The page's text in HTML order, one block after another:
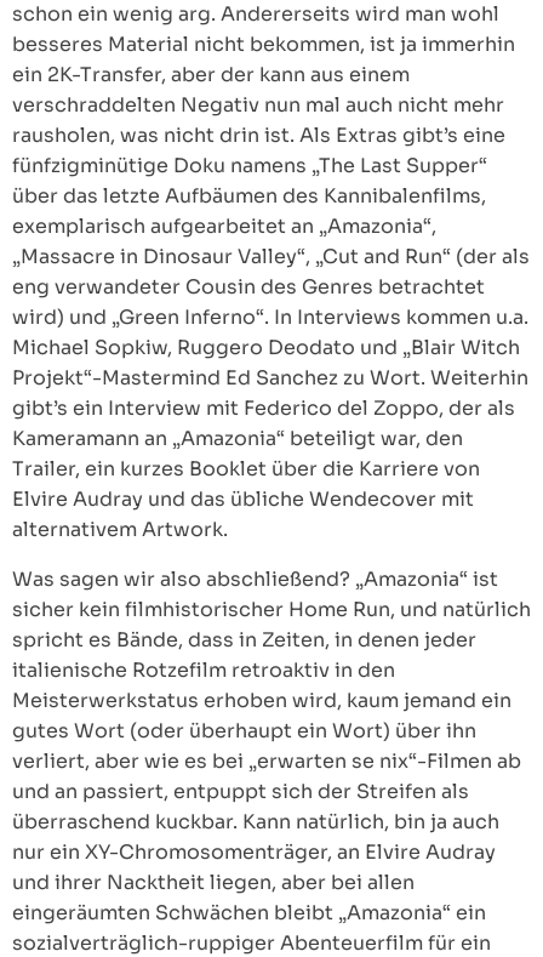
schon ein wenig arg. Andererseits wird man wohl
besseres Material nicht bekommen, ist ja immerhin
ein 2K-Transfer, aber der kann aus einem
verschraddelten Negativ nun mal auch nicht mehr
rausholen, was nicht drin ist. Als Extras gibt’s eine
fünfzigminütige Doku namens „The Last Supper“
über das letzte Aufbäumen des Kannibalenfilms,
exemplarisch aufgearbeitet an „Amazonia“,
„Massacre in Dinosaur Valley“, „Cut and Run“ (der als
eng verwandeter Cousin des Genres betrachtet
wird) und „Green Inferno“. In Interviews kommen u.a.
Michael Sopkiw, Ruggero Deodato und „Blair Witch
Projekt“-Mastermind Ed Sanchez zu Wort. Weiterhin
gibt’s ein Interview mit Federico del Zoppo, der als
Kameramann an „Amazonia“ beteiligt war, den
Trailer, ein kurzes Booklet über die Karriere von
Elvire Audray und das übliche Wendecover mit
alternativem Artwork.
Was sagen wir also abschließend? „Amazonia“ ist
sicher kein filmhistorischer Home Run, und natürlich
spricht es Bände, dass in Zeiten, in denen jeder
italienische Rotzefilm retroaktiv in den
Meisterwerkstatus erhoben wird, kaum jemand ein
gutes Wort (oder überhaupt ein Wort) über ihn
verliert, aber wie es bei „erwarten se nix“-Filmen ab
und an passiert, entpuppt sich der Streifen als
überraschend kuckbar. Kann natürlich, bin ja auch
nur ein XY-Chromosomenträger, an Elvire Audray
und ihrer Nacktheit liegen, aber bei allen
eingeräumten Schwächen bleibt „Amazonia“ ein
sozialverträglich-ruppiger Abenteuerfilm für ein